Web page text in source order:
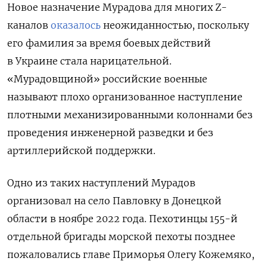
Новое назначение Мурадова для многих Z-
каналов оказалось неожиданностью, поскольку
его фамилия за время боевых действий
в Украине стала нарицательной.
«Мурадовщиной» российские военные
называют плохо организованное наступление
плотными механизированными колоннами без
проведения инженерной разведки и без
артиллерийской поддержки.
Одно из таких наступлений Мурадов
организовал на село Павловку в Донецкой
области в ноябре 2022 года. Пехотинцы 155-й
отдельной бригады морской пехоты позднее
пожаловались главе Приморья Олегу Кожемяко,